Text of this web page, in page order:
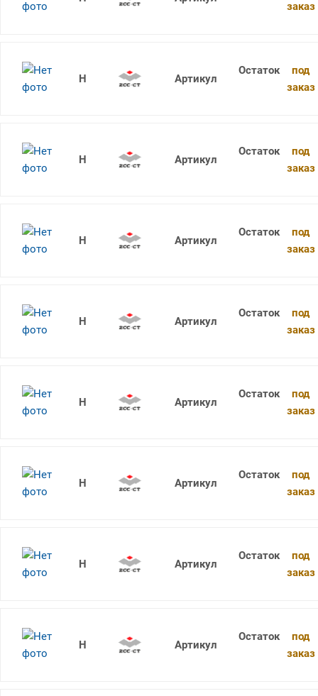
заказ
1736SU05C-0770 KDG303
под
заказ
1736SU05C-0780 KDG303
под
заказ
1736SU05C-0790 KDG303
под
заказ
1736SU05C-0800 KDG303
под
заказ
1736SU05C-0805 KDG303
под
заказ
1736SU05C-0810 KDG303
под
заказ
1736SU05C-0820 KDG303
под
заказ
1736SU05C-0830 KDG303
под
заказ